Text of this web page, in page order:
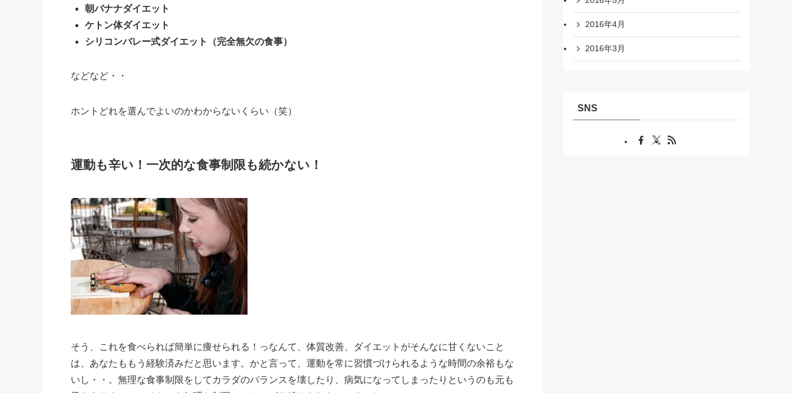
朝バナナダイエット
ケトン体ダイエット
シリコンバレー式ダイエット（完全無欠の食事）
などなど・・
ホントどれを選んでよいのかわからないくらい（笑）
運動も辛い！一次的な食事制限も続かない！
そう、これを食べられば簡単に痩せられる！っなんて、体質改善、ダイエットがそんなに甘くないこと
は、あなたももう経験済みだと思います。かと言って、運動を常に習慣づけられるような時間の余裕もな
いし・・。無理な食事制限をしてカラダのバランスを壊したり、病気になってしまったりというのも元も
2016年4月
2016年3月
SNS